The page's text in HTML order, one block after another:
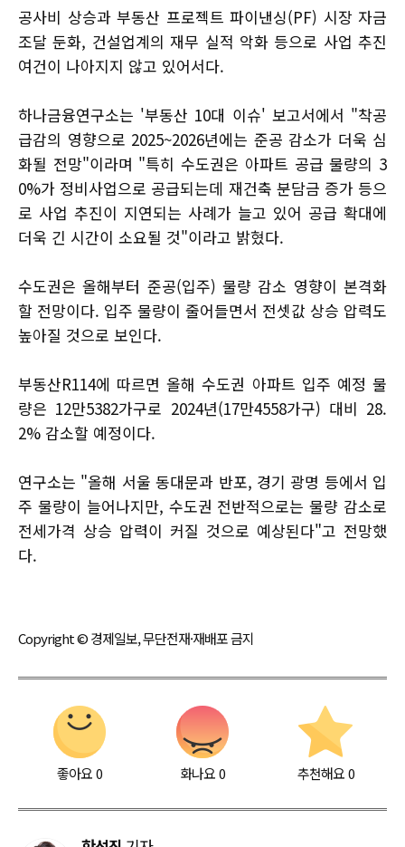
공사비 상승과 부동산 프로젝트 파이낸싱(PF) 시장 자금
조달 둔화, 건설업계의 재무 실적 악화 등으로 사업 추진
여건이 나아지지 않고 있어서다.
하나금융연구소는 '부동산 10대 이슈' 보고서에서 "착공
급감의 영향으로 2025~2026년에는 준공 감소가 더욱 심
화될 전망"이라며 "특히 수도권은 아파트 공급 물량의 3
0%가 정비사업으로 공급되는데 재건축 분담금 증가 등으
로 사업 추진이 지연되는 사례가 늘고 있어 공급 확대에
더욱 긴 시간이 소요될 것"이라고 밝혔다.
수도권은 올해부터 준공(입주) 물량 감소 영향이 본격화
할 전망이다. 입주 물량이 줄어들면서 전셋값 상승 압력도
높아질 것으로 보인다.
부동산R114에 따르면 올해 수도권 아파트 입주 예정 물
량은 12만5382가구로 2024년(17만4558가구) 대비 28.
2% 감소할 예정이다.
연구소는 "올해 서울 동대문과 반포, 경기 광명 등에서 입
주 물량이 늘어나지만, 수도권 전반적으로는 물량 감소로
전세가격 상승 압력이 커질 것으로 예상된다"고 전망했
다.
Copyright © 경제일보, 무단전재·재배포 금지
좋아요0 화나요0 추천해요 0